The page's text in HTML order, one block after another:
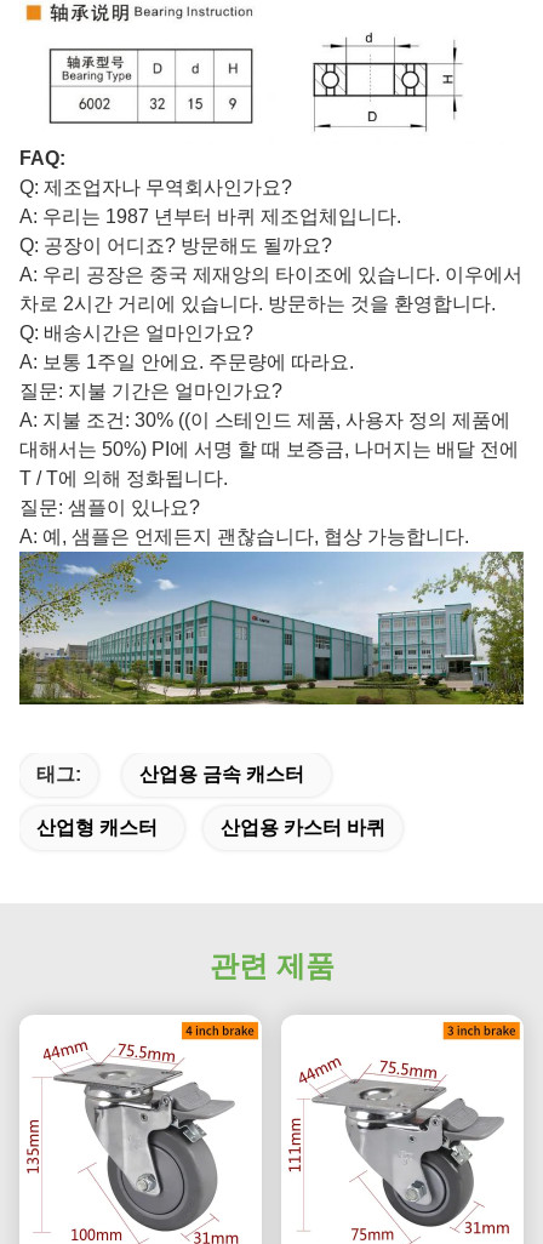
FAQ:
Q: 제조업자나 무역회사인가요?
A: 우리는 1987 년부터 바퀴 제조업체입니다.
Q: 공장이 어디죠? 방문해도 될까요?
A: 우리 공장은 중국 제재앙의 타이조에 있습니다. 이우에서
차로 2시간 거리에 있습니다. 방문하는 것을 환영합니다.
Q: 배송시간은 얼마인가요?
A: 보통 1주일 안에요. 주문량에 따라요.
질문: 지불 기간은 얼마인가요?
A: 지불 조건: 30% ((이 스테인드 제품, 사용자 정의 제품에
대해서는 50%) PI에 서명 할 때 보증금, 나머지는 배달 전에
T / T에 의해 정화됩니다.
질문: 샘플이 있나요?
A: 예, 샘플은 언제든지 괜찮습니다, 협상 가능합니다.
태그: 산업용 금속 캐스터
산업형 캐스터 산업용 카스터 바퀴
관련 제품